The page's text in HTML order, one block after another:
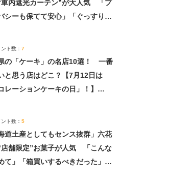
車内遮光カーテン”が大人気 「プ
シーも保てて安心」「ぐっすり眠
ト数： 7
の「ケーキ」の名店10選！ 一番
と思う店はどこ？【7月12日は
レーションケーキの日」！】
ト数： 5
道土産としてもセンス抜群」六花
店舗限定”お菓子が人気 「こんな
て」「箱買いするべきだった」